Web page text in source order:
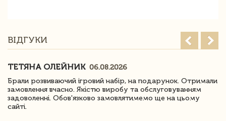
ВІДГУКИ
ТЕТЯНА ОЛЕЙНИК 06.08.2026
Брали розвиваючий ігровий набір, на подарунок. Отримали
замовлення вчасно. Якістю виробу та обслуговуванням
задоволенні. Обов'язково замовлятимемо ще на цьому
сайті.